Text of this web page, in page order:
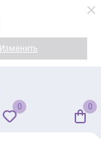
Изменить
0 0